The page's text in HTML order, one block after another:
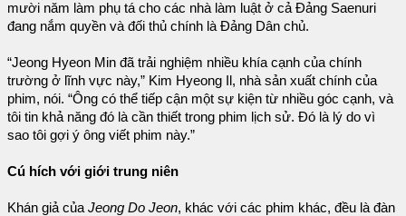
mười năm làm phụ tá cho các nhà làm luật ở cả Đảng Saenuri
đang nắm quyền và đối thủ chính là Đảng Dân chủ.
“Jeong Hyeon Min đã trải nghiệm nhiều khía cạnh của chính
trường ở lĩnh vực này,” Kim Hyeong Il, nhà sản xuất chính của
phim, nói. “Ông có thể tiếp cận một sự kiện từ nhiều góc cạnh, và
tôi tin khả năng đó là cần thiết trong phim lịch sử. Đó là lý do vì
sao tôi gợi ý ông viết phim này.”
Cú hích với giới trung niên
Khán giả củaJeong Do Jeon, khác với các phim khác, đều là đàn